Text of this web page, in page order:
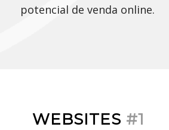
potencial de venda online.
WEBSITES #1